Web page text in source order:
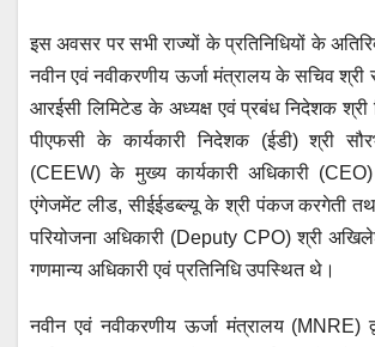
इस अवसर पर सभी राज्यों के प्रतिनिधियों के
नवीन एवं नवीकरणीय ऊर्जा मंत्रालय के सचिव श्री
आरईसी लिमिटेड के अध्यक्ष एवं प्रबंध निदेशक श्री
पीएफसी के कार्यकारी निदेशक (ईडी) श्री
(CEEW) के मुख्य कार्यकारी अधिकारी
एंगेजमेंट लीड, सीईईडब्ल्यू के श्री पंकज करगेती
परियोजना अधिकारी (Deputy CPO) श्री
गणमान्य अधिकारी एवं प्रतिनिधि उपस्थित थे।
नवीन एवं नवीकरणीय ऊर्जा मंत्रालय (MNRE)